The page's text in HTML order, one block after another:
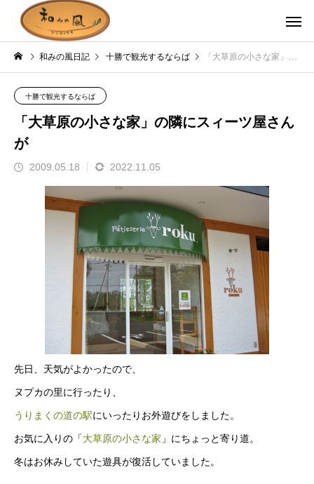
和みの風日記 十勝で観光するならば 「大草原の小さな家」の隣にスィーツ屋さんが
十勝で観光するならば
「大草原の小さな家」の隣にスィーツ屋さん
が
2009.05.18 2022.11.05
先日、天気がよかったので、
ヌプカの里に行ったり、
うりまくの道の駅にいったりお外遊びをしました。
お気に入りの「大草原の小さな家 」にちょっと寄り道。
冬はお休みしていた遊具が復活していました。